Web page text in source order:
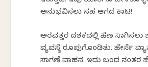
ಅನುಭವಿಸಲು ಸಹ ಆಗದ ಕಾಟ!
ಅರವತ್ತರ ದಶಕದಲ್ಲಿ ಹೆಣ ಸಾಗಿಸಲು
ವ್ಯವಸ್ಥೆ ರೂಪುಗೊಂಡಿತು. ಹೇರ್ಸೆ
ಸಾಗಣೆ ವಾಹನ. ಇದು ಬಂದ ನಂತರ